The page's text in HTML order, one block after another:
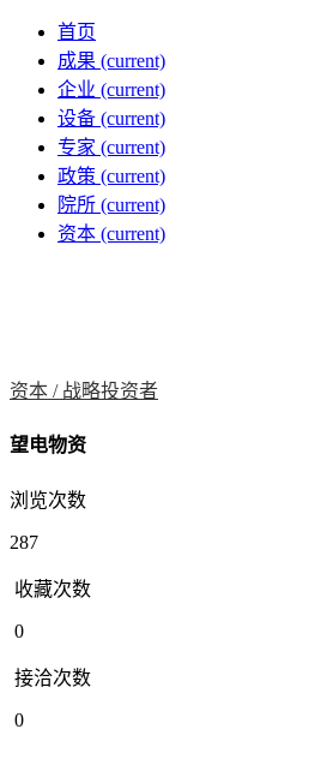
首页
成果 (current)
企业 (current)
设备 (current)
专家 (current)
政策 (current)
院所 (current)
资本 (current)
资本 / 战略投资者
望电物资
浏览次数
287
收藏次数
0
接洽次数
0